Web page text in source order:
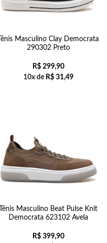
Tênis Masculino Clay Democrata
290302 Preto
R$299,90
10x de R$31,49
Tênis Masculino Beat Pulse Knit
Democrata 623102 Avela
R$399,90